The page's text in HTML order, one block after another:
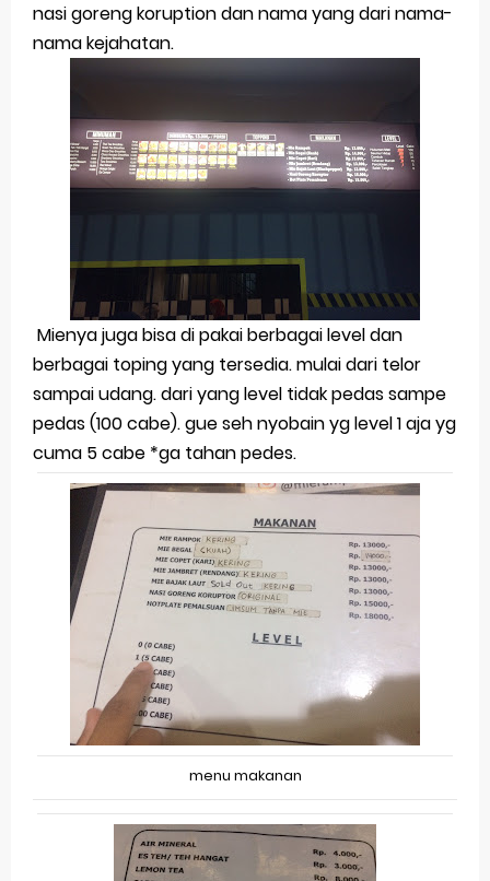
Friday, 7 August
nasi goreng koruption dan nama yang dari nama-
nama kejahatan.
Mienya juga bisa di pakai berbagai level dan
berbagai toping yang tersedia. mulai dari telor
sampai udang. dari yang level tidak pedas sampe
pedas (100 cabe). gue seh nyobain yg level 1 aja yg
cuma 5 cabe *ga tahan pedes.
menu makanan